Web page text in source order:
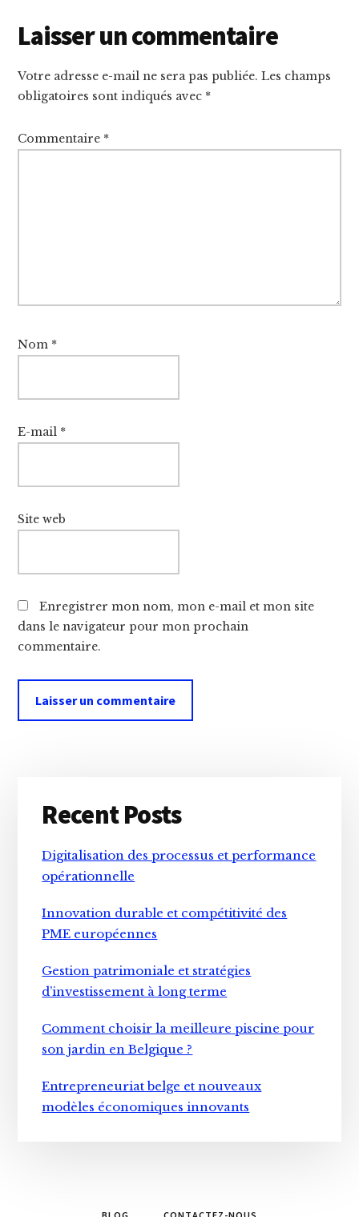
Reader
Interactions
Laisser un commentaire
Votre adresse e-mail ne sera pas publiée. Les champs
obligatoires sont indiqués avec *
Commentaire *
Nom *
E-mail *
Site web
Enregistrer mon nom, mon e-mail et mon site
dans le navigateur pour mon prochain
commentaire.
Sidebar
Recent Posts
Digitalisation des processus et performance
opérationnelle
Innovation durable et compétitivité des
PME européennes
Gestion patrimoniale et stratégies
d’investissement à long terme
Comment choisir la meilleure piscine pour
son jardin en Belgique ?
Entrepreneuriat belge et nouveaux
modèles économiques innovants